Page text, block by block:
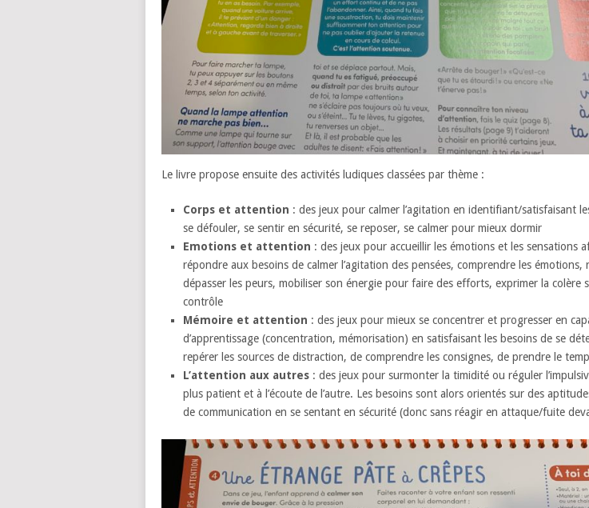
Le livre propose ensuite des activités ludiques classées par thème :
Corps et attention : des jeux pour calmer l’agitation en identifiant/satisfaisant
se défouler, se sentir en sécurité, se reposer, se calmer pour mieux dormir
Emotions et attention : des jeux pour accueillir les émotions et les sensations
répondre aux besoins de calmer l’agitation des pensées, comprendre les émotions,
dépasser les peurs, mobiliser son énergie pour faire des efforts, exprimer la colère
contrôle
Mémoire et attention : des jeux pour mieux se concentrer et progresser en
d’apprentissage (concentration, mémorisation) en satisfaisant les besoins de se
repérer les sources de distraction, de comprendre les consignes, de prendre le
L’attention aux autres: des jeux pour surmonter la timidité ou réguler
plus patient et à l’écoute de l’autre. Les besoins sont alors orientés sur des
de communication en se sentant en sécurité (donc sans réagir en attaque/fuite